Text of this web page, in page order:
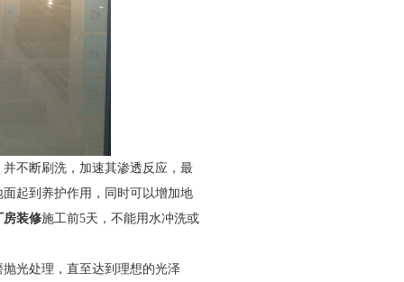
不断刷洗，加速其渗透反应，最
起到养护作用，同时可以增加地
房装修施工前5天，不能用水冲洗或
光处理，直至达到理想的光泽